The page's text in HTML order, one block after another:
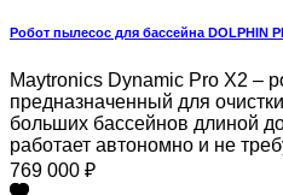
Робот пылесос для бассейна DOLPHIN
Maytronics Dynamic Pro X2 –
предназначенный для
больших бассейнов длиной
работает автономно и не
769 000 ₽